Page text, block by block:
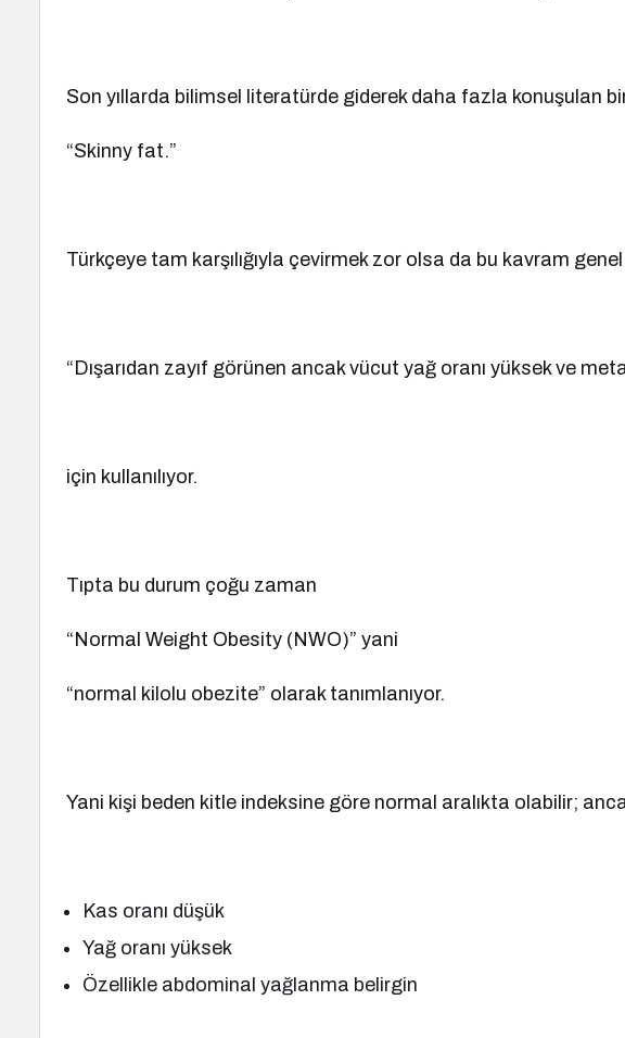
Son yıllarda bilimsel literatürde giderek daha fazla konuşulan
“Skinny fat.”
Türkçeye tam karşılığıyla çevirmek zor olsa da bu kavram
“Dışarıdan zayıf görünen ancak vücut yağ oranı yüksek ve
için kullanılıyor.
Tıpta bu durum çoğu zaman
“Normal Weight Obesity (NWO)” yani
“normal kilolu obezite” olarak tanımlanıyor.
Yani kişi beden kitle indeksine göre normal aralıkta olabilir;
Kas oranı düşük
Yağ oranı yüksek
Özellikle abdominal yağlanma belirgin